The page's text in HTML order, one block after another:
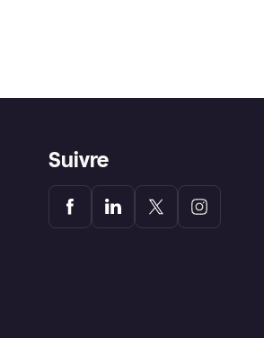
Suivre